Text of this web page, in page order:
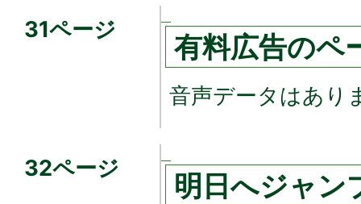
31ページ
有料広告のペ
音声データはあり
32ページ
明日へジャン